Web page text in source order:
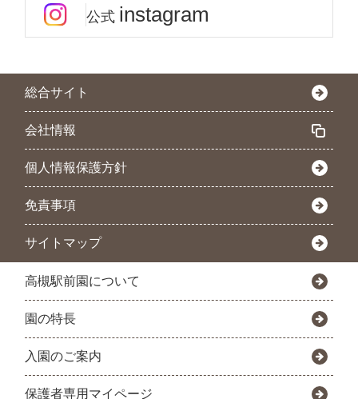
公式 instagram
総合サイト
会社情報
個人情報保護方針
免責事項
サイトマップ
高槻駅前園について
園の特長
入園のご案内
保護者専用マイページ